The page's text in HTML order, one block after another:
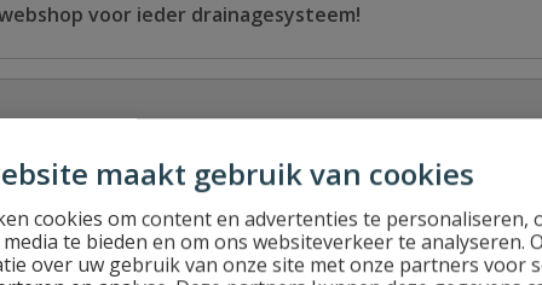
maakt gebruik van cookies
cookies om content en advertenties te personaliseren,
te bieden en om ons websiteverkeer te analyseren.
over uw gebruik van onze site met onze partners voor
voor ieder drainagesysteem!